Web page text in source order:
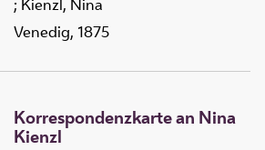
; Kienzl, Nina
Venedig, 1875
Korrespondenzkarte an Nina
Kienzl